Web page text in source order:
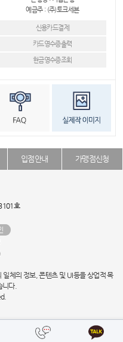
예금주 : (주)토크세븐
신용카드결제
카드영수증출력
현금영수증조회
입점안내 가맹점신청
호
체의 정보, 콘텐츠 및 UI등을 상업적 목
다.